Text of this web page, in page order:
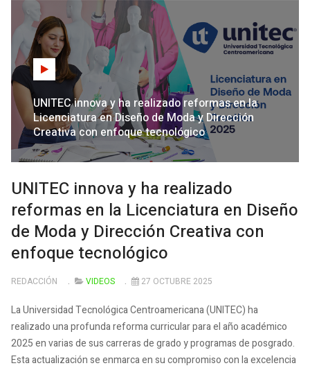
UNITEC innova y ha realizado reformas en la
Licenciatura en Diseño de Moda y Dirección
Creativa con enfoque tecnológico
UNITEC innova y ha realizado
reformas en la Licenciatura en Diseño
de Moda y Dirección Creativa con
enfoque tecnológico
REDACCIÓN VIDEOS 27 OCTUBRE 2025
La Universidad Tecnológica Centroamericana (UNITEC) ha
realizado una profunda reforma curricular para el año académico
2025 en varias de sus carreras de grado y programas de posgrado.
Esta actualización se enmarca en su compromiso con la excelencia